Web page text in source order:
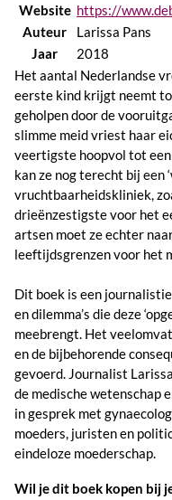
Website https://
Auteur
Larissa Pans
Jaar
2018
Het aantal Nederlandse
eerste kind krijgt neemt
geholpen door de
slimme meid vriest haar
veertigste hoopvol tot
kan ze nog terecht bij een
vruchtbaarheidskliniek,
drieënzestigste voor het
artsen moet ze echter
leeftijdsgrenzen voor het
Dit boek is een
en dilemma’s die deze
meebrengt. Het
en de bijbehorende
gevoerd. Journalist
de medische wetenschap
in gesprek met
moeders, juristen en
eindeloze moederschap.
Wil je dit boek kopen bij